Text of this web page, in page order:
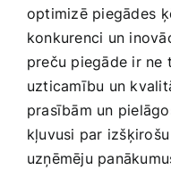
optimizē piegādes
konkurenci un
preču ‍piegāde ir ne
uzticamību un
prasībām un
kļuvusi par
uzņēmēju